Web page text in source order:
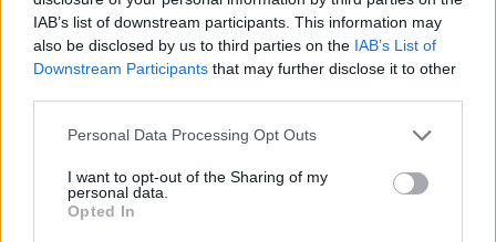
IAB’s list of downstream participants. This information may
also be disclosed by us to third parties on the IAB’s List of
Downstream Participants that may further disclose it to other
Personal Data Processing Opt Outs
I want to opt-out of the Sharing of my
personal data.
Opted In
Comentari: